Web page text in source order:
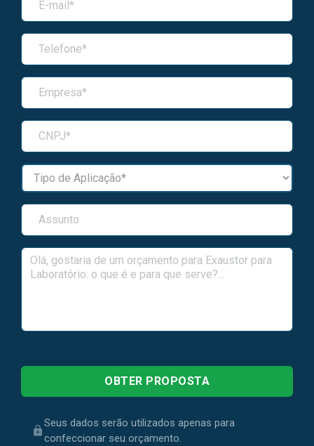
Seus dados serão utilizados apenas para
confeccionar seu orçamento.